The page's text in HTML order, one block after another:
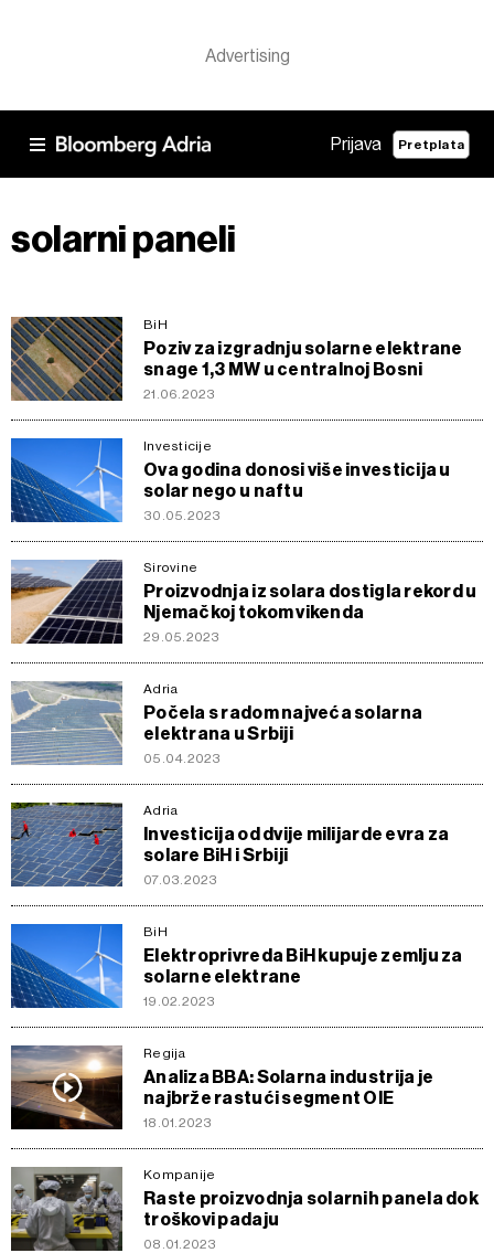
Prijava Pretplata
solarni paneli
BiH
Poziv za izgradnju solarne elektrane
snage 1,3 MW u centralnoj Bosni
21.06.2023
Investicije
Ova godina donosi više investicija u
solar nego u naftu
30.05.2023
Sirovine
Proizvodnja iz solara dostigla rekord u
Njemačkoj tokom vikenda
29.05.2023
Adria
Počela s radom najveća solarna
elektrana u Srbiji
05.04.2023
Adria
Investicija od dvije milijarde evra za
solare BiH i Srbiji
07.03.2023
BiH
Elektroprivreda BiH kupuje zemlju za
solarne elektrane
19.02.2023
Regija
Analiza BBA: Solarna industrija je
najbrže rastući segment OIE
18.01.2023
Kompanije
Raste proizvodnja solarnih panela dok
troškovi padaju
08.01.2023